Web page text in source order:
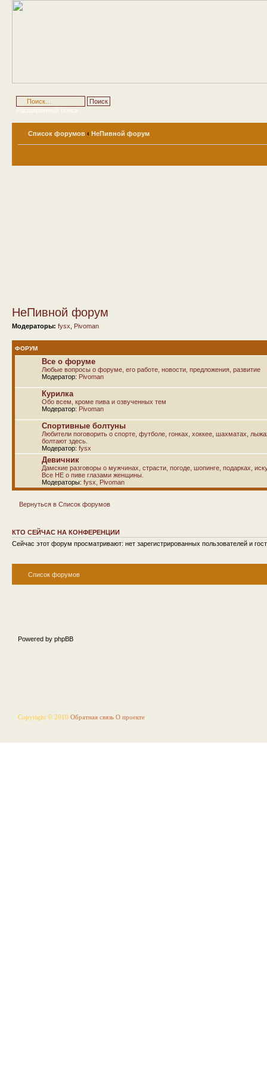
Расширенный поиск
Список форумов ‹ НеПивной форум
НеПивной форум
Модераторы: fysx Pivoman
ФОРУМ
Все о форуме
Любые вопросы о форуме, его работе, новости, предложения, развитие
Модератор: Pivoman
Курилка
Обо всем, кроме пива и озвученных тем
Модератор: Pivoman
Спортивные болтуны
Любители поговорить о спорте, футболе, гонках, хоккее, шахматах,
болтают здесь.
Модератор: fysx
Девичник
Дамские разговоры о мужчинах, страсти, погоде, шопинге, подарках,
Все НЕ о пиве глазами женщины.
Модераторы: fysx Pivoman
Вернуться в Список форумов
КТО СЕЙЧАС НА КОНФЕРЕНЦИИ
Сейчас этот форум просматривают: нет зарегистрированных пользователей и
Список форумов
Powered by phpBB
Copyright © 2010 Обратная связь О проекте